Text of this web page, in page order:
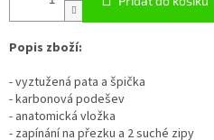
Popis zboží:
- vyztužená pata a špička
- karbonová podešev
- anatomická vložka
- zapínání na přezku a 2 suché zipy